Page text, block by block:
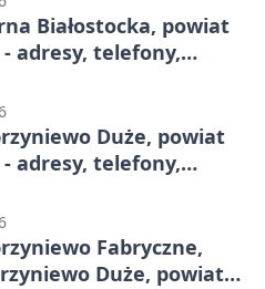
Białostocka, powiat
- adresy, telefony,
Duże, powiat
- adresy, telefony,
Fabryczne,
Duże, powiat